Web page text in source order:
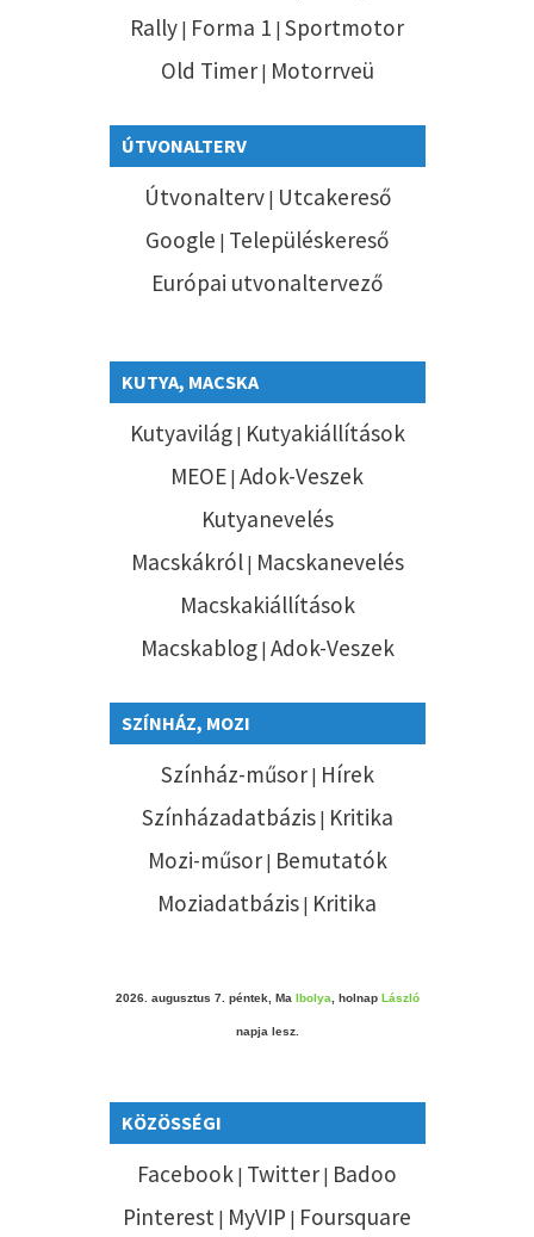
Rally | Forma 1 | Sportmotor
Old Timer| Motorrveü
ÚTVONALTERV
Útvonalterv| Utcakereső
Google | Településkereső
Európai utvonaltervező
KUTYA, MACSKA
Kutyavilág| Kutyakiállítások
MEOE | Adok-Veszek
Kutyanevelés
Macskákról| Macskanevelés
Macskakiállítások
Macskablog| Adok-Veszek
SZÍNHÁZ, MOZI
Színház-műsor| Hírek
Színházadatbázis| Kritika
Mozi-műsor| Bemutatók
Moziadatbázis | Kritika
2026. augusztus 7. péntek, Ma Ibolya , holnapLászló
napja lesz.
KÖZÖSSÉGI
Facebook | Twitter | Badoo
Pinterest | MyVIP | Foursquare